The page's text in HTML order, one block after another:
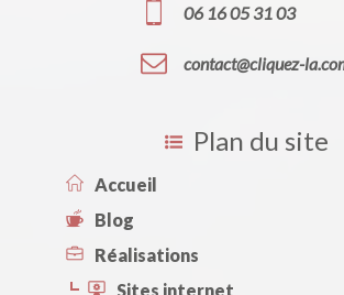
06 16 05 31 03
contact@cliquez-
Plan du site
Accueil
Blog
Réalisations
Sites internet